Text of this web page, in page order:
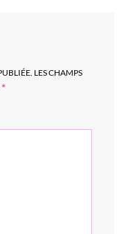
LES CHAMPS
*